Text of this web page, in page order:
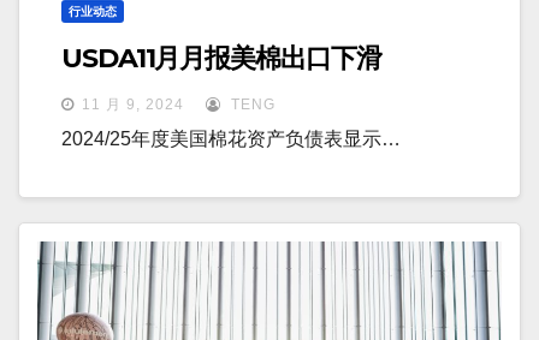
行业动态
USDA11月月报美棉出口下滑
11 月 9, 2024 TENG
2024/25年度美国棉花资产负债表显示…